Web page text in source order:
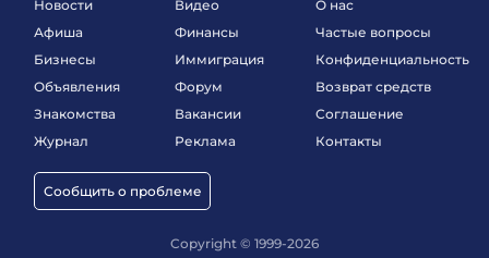
Новости
Афиша
Бизнесы
Объявления
Знакомства
Журнал
Сообщить о проблеме
Видео
Финансы
Иммиграция
Форум
Вакансии
Реклама
О нас
Частые вопросы
Конфиденциальность
Возврат средств
Соглашение
Контакты
Copyright © 1999-2026